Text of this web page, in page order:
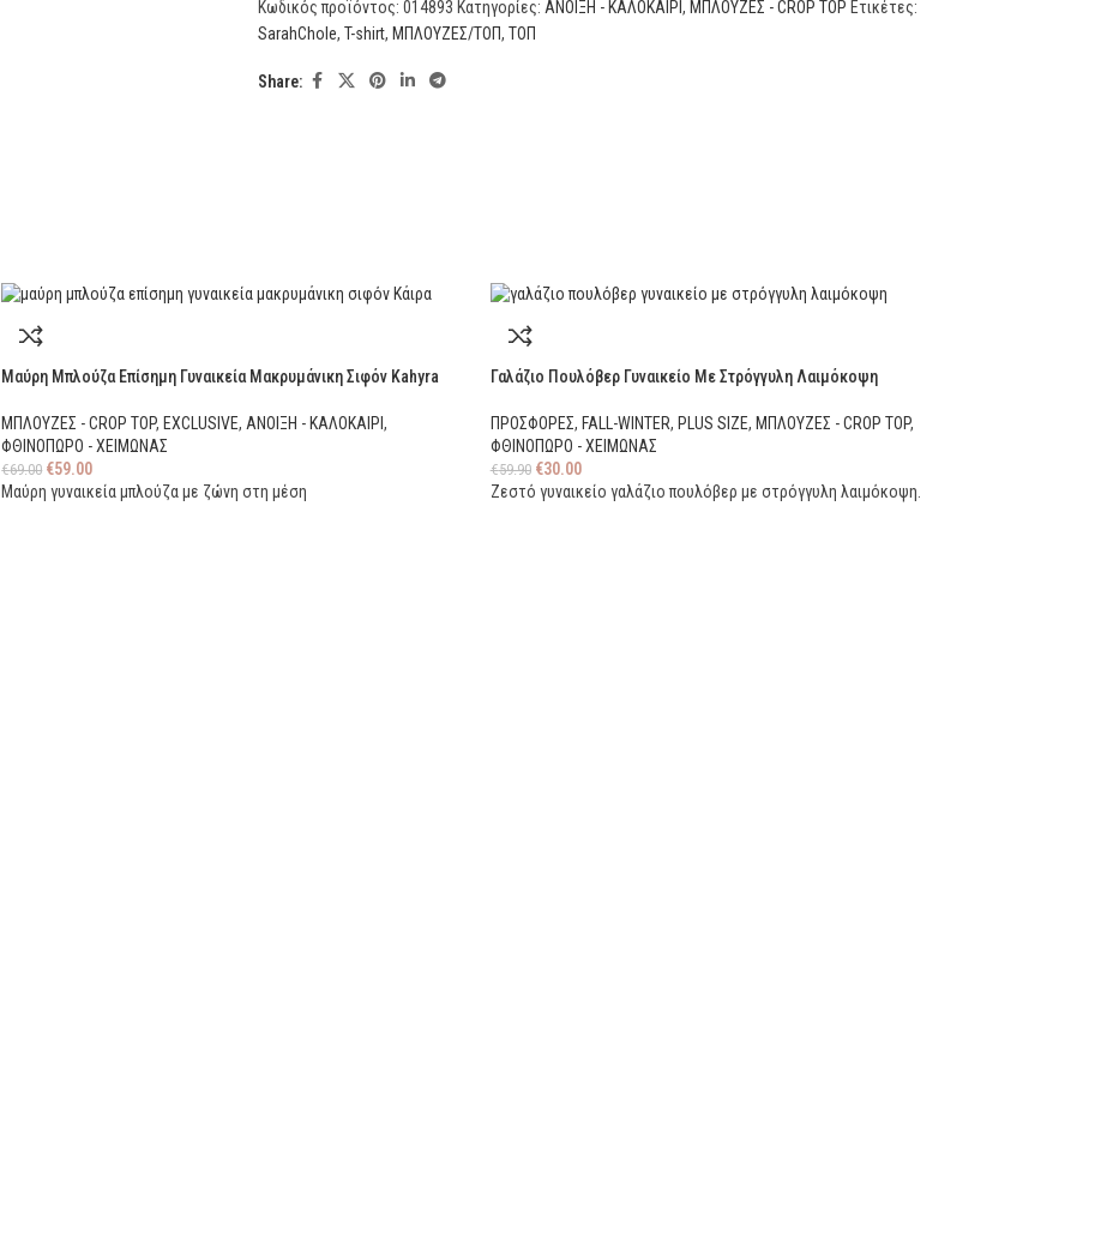
Κωδικός προϊόντος: 014893 Κατηγορίες: ΑΝΟΙΞΗ - ΚΑΛΟΚΑΙΡΙ , ΜΠΛΟΥΖΕΣ - CROP TOP Ετικέτες:
SarahChole, T-shirt, ΜΠΛΟΥΖΕΣ/ΤΟΠ, ΤΟΠ
Share:
Μαύρη Μπλούζα Επίσημη Γυναικεία Μακρυμάνικη Σιφόν Kahyra
ΜΠΛΟΥΖΕΣ - CROP TOP, EXCLUSIVE, ΑΝΟΙΞΗ - ΚΑΛΟΚΑΙΡΙ,
ΦΘΙΝΟΠΩΡΟ - ΧΕΙΜΩΝΑΣ
€69.00 €59.00
Μαύρη γυναικεία μπλούζα με ζώνη στη μέση
Γαλάζιο Πουλόβερ Γυναικείο Με Στρόγγυλη Λαιμόκοψη
ΠΡΟΣΦΟΡΕΣ, FALL-WINTER, PLUS SIZE, ΜΠΛΟΥΖΕΣ - CROP TOP,
ΦΘΙΝΟΠΩΡΟ - ΧΕΙΜΩΝΑΣ
€59.90 €30.00
Ζεστό γυναικείο γαλάζιο πουλόβερ με στρόγγυλη λαιμόκοψη.